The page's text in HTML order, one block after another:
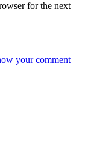
for the next
your comment